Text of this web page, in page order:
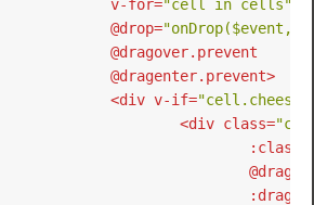
v-for="cell in cells"
			@
drop="onDrop($event,
			@
dragover.prevent
			@
dragenter.prevent>
<div v-if="cell.chees"
<div class=
:class
					@